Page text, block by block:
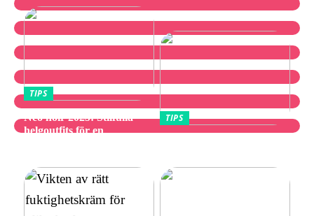
TIPS
Neo noir 2025: Stilfulla
helgoutfits för en
TIPS